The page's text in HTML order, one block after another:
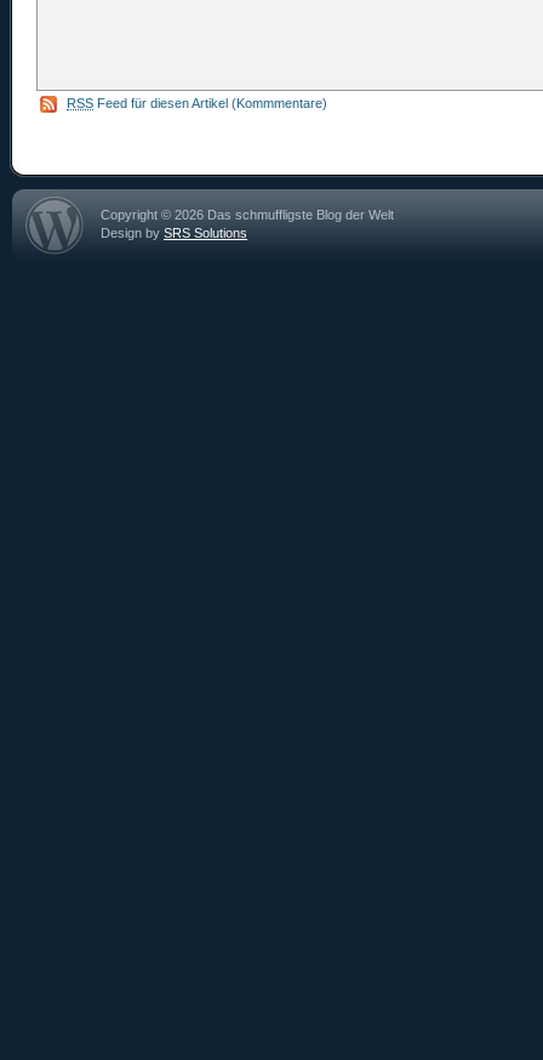
RSS Feed für diesen Artikel (Kommmentare)
Copyright © 2026 Das schmuffligste Blog der Welt
Design by SRS Solutions